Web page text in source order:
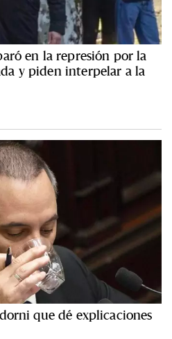
en la represión por la
y piden interpelar a la
que dé explicaciones